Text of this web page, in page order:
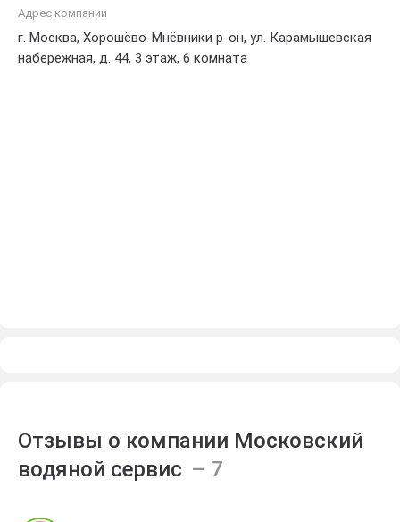
Адрес компании
г. Москва, Хорошёво-Мнёвники р-он, ул. Карамышевская
набережная, д. 44, 3 этаж, 6 комната
Отзывы о компании Московский
водяной сервис